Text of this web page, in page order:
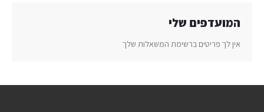
המועדפים שלי
אין לך פריטים ברשימת המשאלות שלך